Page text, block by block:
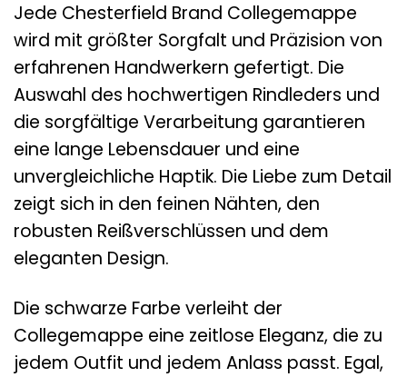
Jede Chesterfield Brand Collegemappe
wird mit größter Sorgfalt und Präzision von
erfahrenen Handwerkern gefertigt. Die
Auswahl des hochwertigen Rindleders und
die sorgfältige Verarbeitung garantieren
eine lange Lebensdauer und eine
unvergleichliche Haptik. Die Liebe zum Detail
zeigt sich in den feinen Nähten, den
robusten Reißverschlüssen und dem
eleganten Design.
Die schwarze Farbe verleiht der
Collegemappe eine zeitlose Eleganz, die zu
jedem Outfit und jedem Anlass passt. Egal,